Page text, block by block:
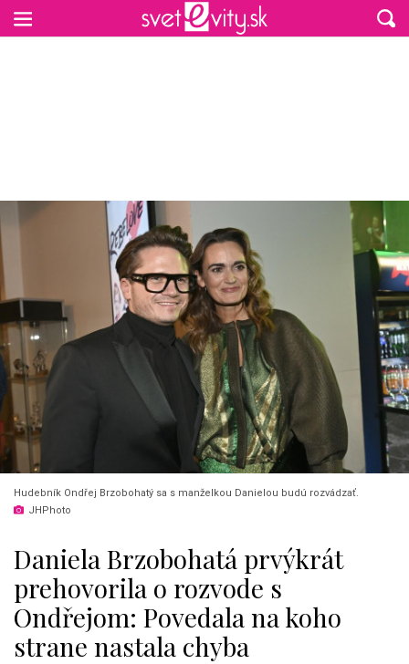
Hudebník Ondřej Brzobohatý sa s manželkou Danielou budú rozvádzať.
JHPhoto
Daniela Brzobohatá prvýkrát
prehovorila o rozvode s
Ondřejom: Povedala na koho
strane nastala chyba